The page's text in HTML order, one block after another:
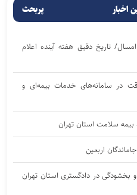
اخبار پربحث
امسال/ تاریخ دقیق هفته آینده اعلام
در سامانه‌های خدمات بیمه‌ای و
بیمه سلامت استان تهران
بخشودگی در دادگستری استان تهران